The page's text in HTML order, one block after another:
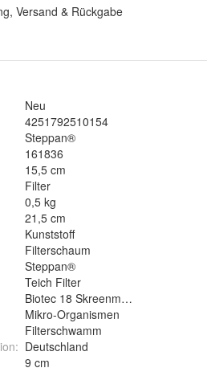
Versand & Rückgabe
Neu
4251792510154
Steppan®
161836
15,5 cm
Filter
0,5 kg
21,5 cm
Kunststoff
Filterschaum
Steppan®
Teich Filter
Biotec 18 Skreenmatic
Mikro-Organismen
Filterschwamm
: Deutschland
9 cm